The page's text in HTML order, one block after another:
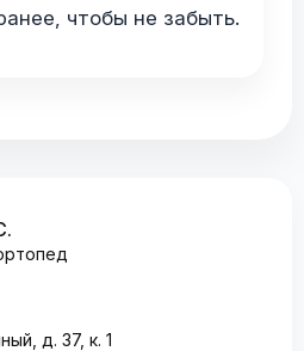
чтобы не забыть.
д. 37, к. 1